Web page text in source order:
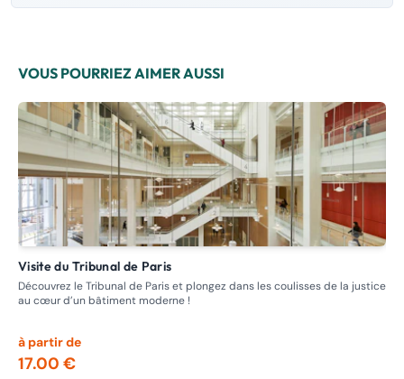
VOUS POURRIEZ AIMER AUSSI
Visite du Tribunal de Paris
Découvrez le Tribunal de Paris et plongez dans les coulisses de la justice
au cœur d’un bâtiment moderne !
à partir de
17.00 €